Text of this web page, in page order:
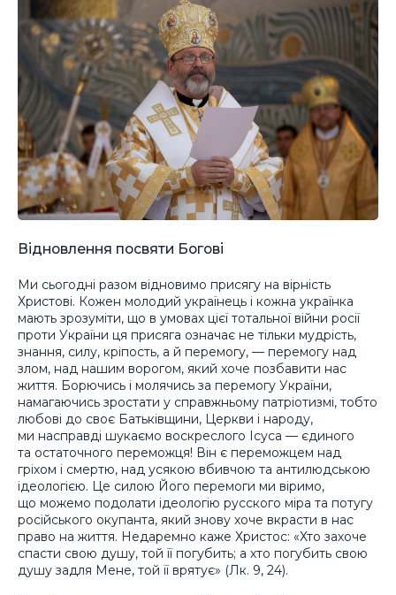
Відновлення посвяти Богові
Ми сьогодні разом відновимо присягу на вірність
Христові. Кожен молодий українець і кожна українка
мають зрозуміти, що в умовах цієї тотальної війни росії
проти України ця присяга означає не тільки мудрість,
знання, силу, кріпость, а й перемогу, — перемогу над
злом, над нашим ворогом, який хоче позбавити нас
життя. Борючись і молячись за перемогу України,
намагаючись зростати у справжньому патріотизмі, тобто
любові до своє Батьківщини, Церкви і народу,
ми насправді шукаємо воскреслого Ісуса — єдиного
та остаточного переможця! Він є переможцем над
гріхом і смертю, над усякою вбивчою та антилюдською
ідеологією. Це силою Його перемоги ми віримо,
що можемо подолати ідеологію русского міра та потугу
російського окупанта, який знову хоче вкрасти в нас
право на життя. Недаремно каже Христос: «Хто захоче
спасти свою душу, той її погубить; а хто погубить свою
душу задля Мене, той її врятує» (Лк. 9, 24).